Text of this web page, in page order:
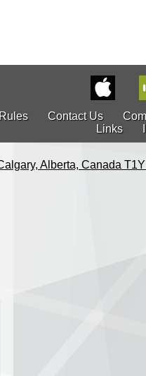
Contact Us
Links
Alberta, Canada